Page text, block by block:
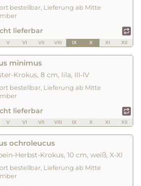
bestellbar, Lieferung ab Mitte
lieferbar
V VI VII VIII IX X XI XII
minimus
Krokus, 8 cm, lila, III-IV
bestellbar, Lieferung ab Mitte
lieferbar
V VI VII VIII IX X XI XII
ochroleucus
Herbst-Krokus, 10 cm, weiß, X-XI
bestellbar, Lieferung ab Mitte